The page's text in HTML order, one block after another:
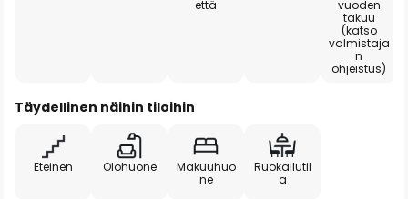
että
vuoden
takuu
(katso
valmistaja
n
ohjeistus)
Täydellinen näihin tiloihin
Eteinen Olohuone
Makuuhuo
ne
Ruokailutil
a